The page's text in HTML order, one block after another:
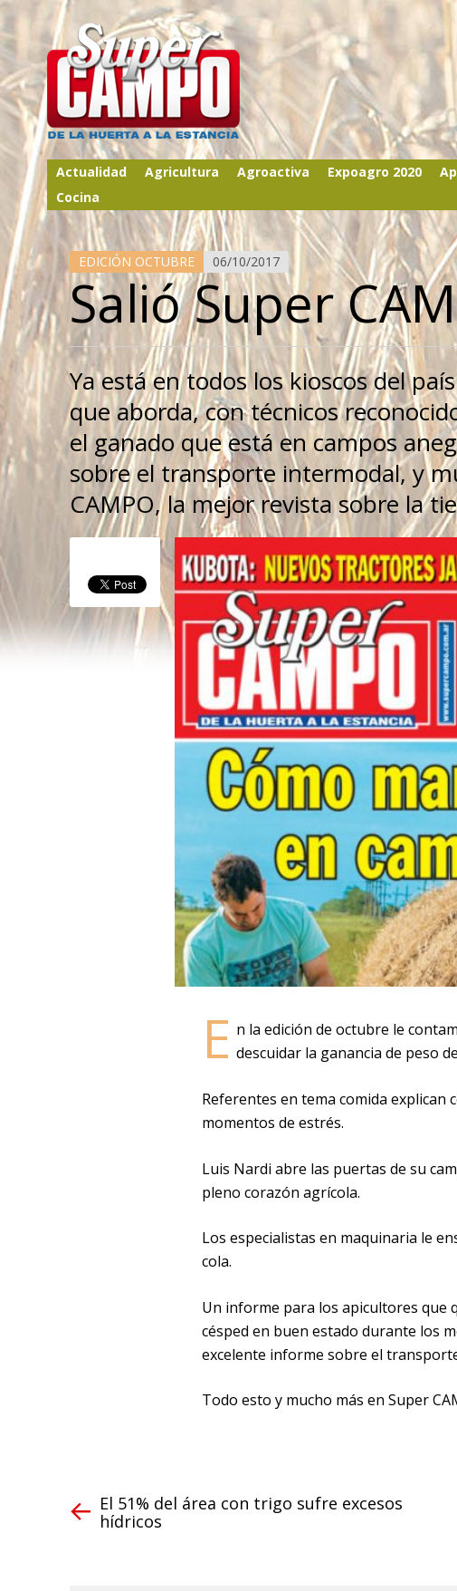
Actualidad Agricultura Agroactiva Expoagro 2020
Cocina
EDICIÓN OCTUBRE 06/10/2017
Salió Super
Ya está en todos los kioscos del
que aborda, con técnicos
el ganado que está en campos
sobre el transporte intermodal, y
CAMPO, la mejor revista sobre la
E n la edición de octubre le
descuidar la ganancia de peso
Referentes en tema comida
momentos de estrés.
Luis Nardi abre las puertas de su
pleno corazón agrícola.
Los especialistas en maquinaria le
cola.
Un informe para los apicultores que
césped en buen estado durante los
excelente informe sobre el
Todo esto y mucho más en Super
El 51% del área con trigo sufre excesos
hídricos